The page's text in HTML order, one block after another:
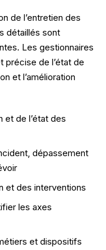
de l’entretien des
détaillés sont
Les gestionnaires
précise de l’état de
et l’amélioration
et de l’état des
dépassement
et des interventions
les axes
et dispositifs